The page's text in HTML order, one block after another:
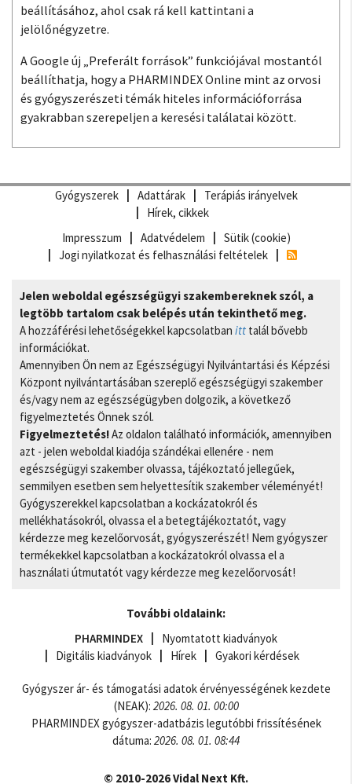
beállításához, ahol csak rá kell kattintani a
jelölőnégyzetre.
A Google új „Preferált források” funkciójával mostantól
beállíthatja, hogy a PHARMINDEX Online mint az orvosi
és gyógyszerészeti témák hiteles információforrása
gyakrabban szerepeljen a keresési találatai között.
Gyógyszerek Adattárak
Terápiás irányelvek
Hírek, cikkek
Impresszum
Adatvédelem
Sütik (cookie)
Jogi nyilatkozat és felhasználási feltételek
Jelen weboldal egészségügyi szakembereknek szól, a
legtöbb tartalom csak belépés után tekinthető meg.
A hozzáférési lehetőségekkel kapcsolatban itt talál bővebb
információkat.
Amennyiben Ön nem az Egészségügyi Nyilvántartási és Képzési
Központ nyilvántartásában szereplő egészségügyi szakember
és/vagy nem az egészségügyben dolgozik, a következő
figyelmeztetés Önnek szól.
Figyelmeztetés!Az oldalon található információk, amennyiben
azt - jelen weboldal kiadója szándékai ellenére - nem
egészségügyi szakember olvassa, tájékoztató jellegűek,
semmilyen esetben sem helyettesítik szakember véleményét!
Gyógyszerekkel kapcsolatban a kockázatokról és
mellékhatásokról, olvassa el a betegtájékoztatót, vagy
kérdezze meg kezelőorvosát, gyógyszerészét! Nem gyógyszer
termékekkel kapcsolatban a kockázatokról olvassa el a
használati útmutatót vagy kérdezze meg kezelőorvosát!
További oldalaink:
PHARMINDEX
Nyomtatott kiadványok
Digitális kiadványok
Hírek Gyakori kérdések
Gyógyszer ár- és támogatási adatok érvényességének kezdete
(NEAK): 2026. 08. 01. 00:00
PHARMINDEX gyógyszer-adatbázis legutóbbi frissítésének
dátuma: 2026. 08. 01. 08:44
© 2010-2026 Vidal Next Kft.